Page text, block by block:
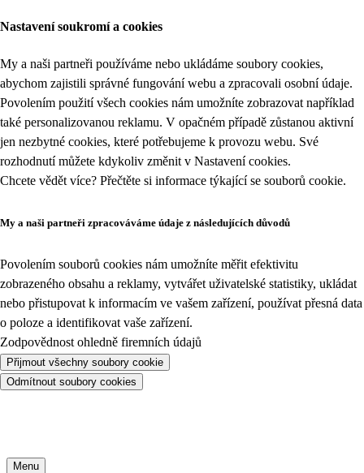
Nastavení soukromí a cookies
My a naši partneři používáme nebo ukládáme soubory cookies,
abychom zajistili správné fungování webu a zpracovali osobní údaje.
Povolením použití všech cookies nám umožníte zobrazovat například
také personalizovanou reklamu. V opačném případě zůstanou aktivní
jen nezbytné cookies, které potřebujeme k provozu webu. Své
rozhodnutí můžete kdykoliv změnit v Nastavení cookies.
Chcete vědět více? Přečtěte si informace týkající se souborů cookie.
My a naši partneři zpracováváme údaje z následujících důvodů
Povolením souborů cookies nám umožníte měřit efektivitu
zobrazeného obsahu a reklamy, vytvářet uživatelské statistiky, ukládat
nebo přistupovat k informacím ve vašem zařízení, používat přesná data
o poloze a identifikovat vaše zařízení.
Zodpovědnost ohledně firemních údajů
Přijmout všechny soubory cookie
Odmítnout soubory cookies
Menu